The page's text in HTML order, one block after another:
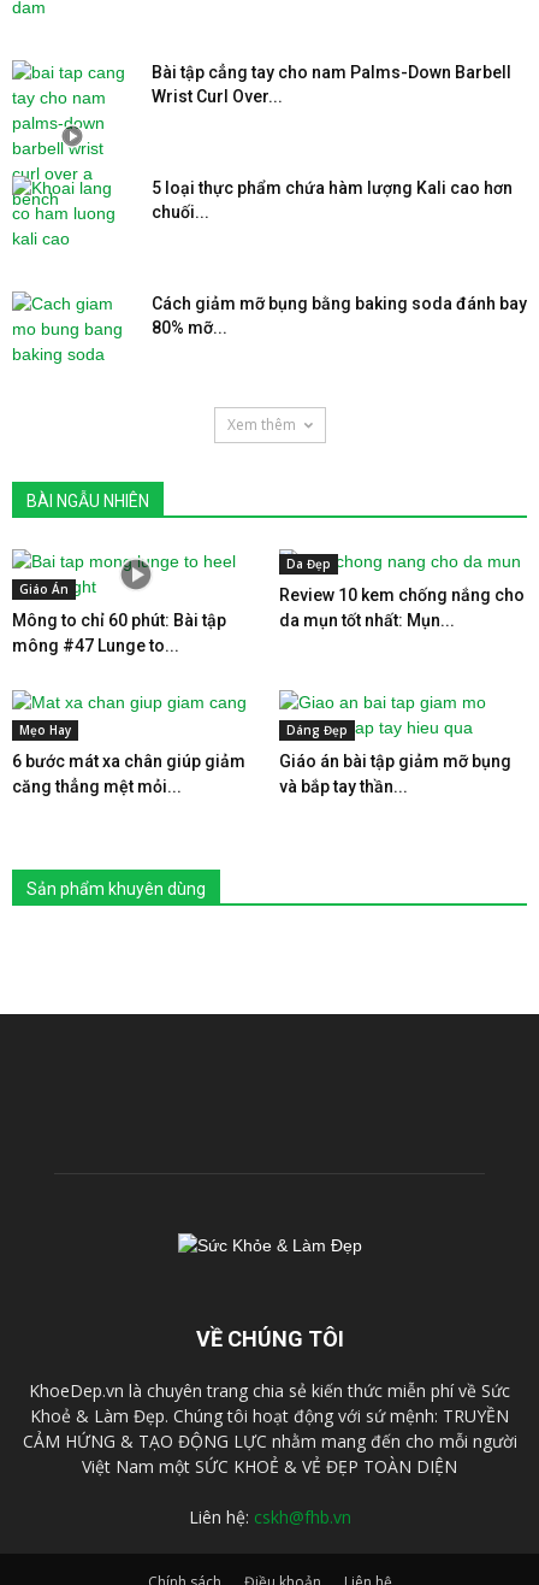
Bài tập cẳng tay cho nam Palms-Down Barbell
Wrist Curl Over...
5 loại thực phẩm chứa hàm lượng Kali cao hơn
chuối...
Cách giảm mỡ bụng bằng baking soda đánh bay
80% mỡ...
Xem thêm
BÀI NGẪU NHIÊN
Giáo Án
Mông to chỉ 60 phút: Bài tập
mông #47 Lunge to...
Da Đẹp
Review 10 kem chống nắng cho
da mụn tốt nhất: Mụn...
Mẹo Hay
6 bước mát xa chân giúp giảm
căng thẳng mệt mỏi...
Dáng Đẹp
Giáo án bài tập giảm mỡ bụng
và bắp tay thần...
Sản phẩm khuyên dùng
VỀ CHÚNG TÔI
KhoeDep.vn là chuyên trang chia sẻ kiến thức miễn phí về Sức
Khoẻ & Làm Đẹp. Chúng tôi hoạt động với sứ mệnh: TRUYỀN
CẢM HỨNG & TẠO ĐỘNG LỰC nhằm mang đến cho mỗi người
Việt Nam một SỨC KHOẺ & VẺ ĐẸP TOÀN DIỆN
Liên hệ: cskh@fhb.vn